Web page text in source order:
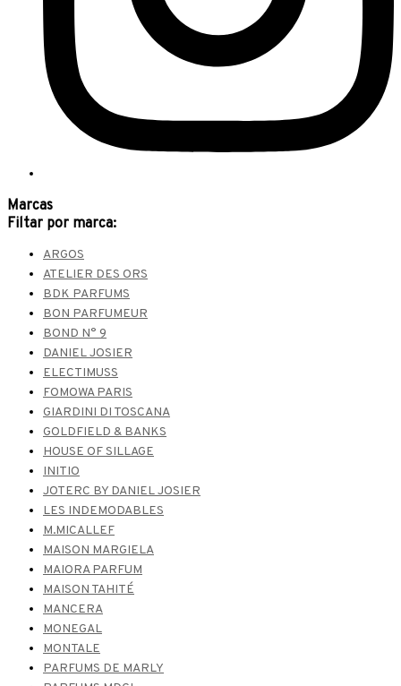
Marcas
Filtar por marca:
ARGOS
ATELIER DES ORS
BDK PARFUMS
BON PARFUMEUR
BOND N° 9
DANIEL JOSIER
ELECTIMUSS
FOMOWA PARIS
GIARDINI DI TOSCANA
GOLDFIELD & BANKS
HOUSE OF SILLAGE
INITIO
JOTERC BY DANIEL JOSIER
LES INDEMODABLES
M.MICALLEF
MAISON MARGIELA
MAIORA PARFUM
MAISON TAHITÉ
MANCERA
MONEGAL
MONTALE
PARFUMS DE MARLY